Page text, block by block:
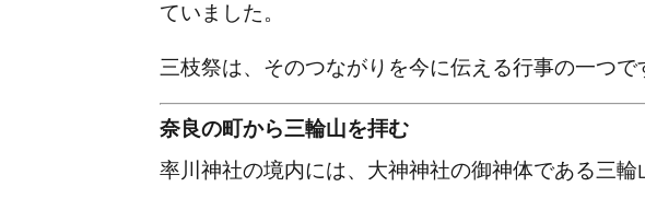
ていました。
三枝祭は、そのつながりを今に伝える行事の一つで
奈良の町から三輪山を拝む
率川神社の境内には、大神神社の御神体である三